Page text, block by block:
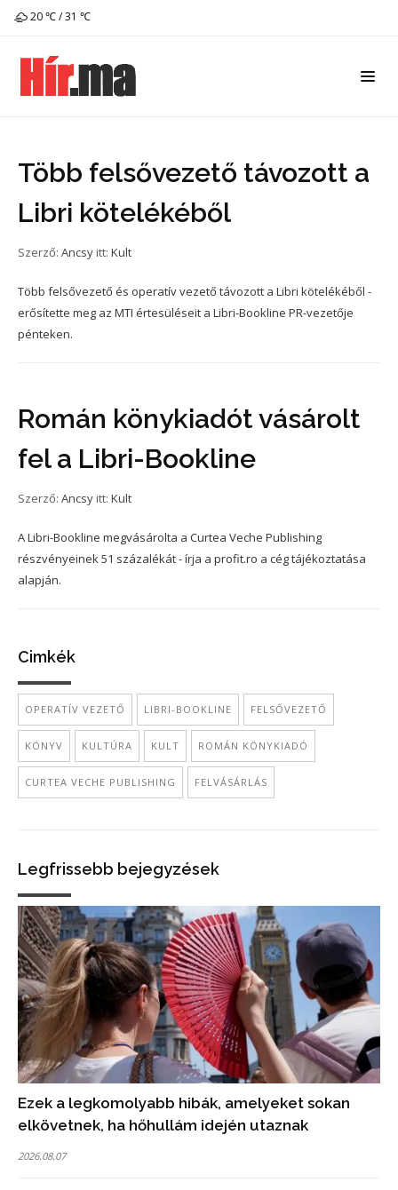
20 ℃ / 31 ℃
Több felsővezető távozott a
Libri kötelékéből
Szerző: Ancsy itt: Kult
Több felsővezető és operatív vezető távozott a Libri kötelékéből -
erősítette meg az MTI értesüléseit a Libri-Bookline PR-vezetője
pénteken.
Román könykiadót vásárolt
fel a Libri-Bookline
Szerző: Ancsy itt: Kult
A Libri-Bookline megvásárolta a Curtea Veche Publishing
részvényeinek 51 százalékát - írja a profit.ro a cég tájékoztatása
alapján.
Cimkék
OPERATÍV VEZETŐ LIBRI-BOOKLINE FELSŐVEZETŐ
KÖNYV KULTÚRA KULT ROMÁN KÖNYKIADÓ
CURTEA VECHE PUBLISHING FELVÁSÁRLÁS
Legfrissebb bejegyzések
Ezek a legkomolyabb hibák, amelyeket sokan
elkövetnek, ha hőhullám idején utaznak
2026.08.07